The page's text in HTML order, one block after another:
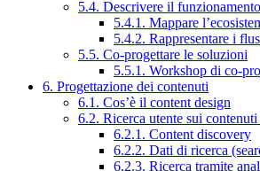
5.4. Descrivere il
5.4.1. Mappare
5.4.2. Rappresentare i
5.5. Co-progettare le soluzioni
5.5.1. Workshop di co-
6. Progettazione dei contenuti
6.1. Cos’è il content design
6.2. Ricerca utente sui
6.2.1. Content discovery
6.2.2. Dati di ricerca
6.2.3. Ricerca tramite